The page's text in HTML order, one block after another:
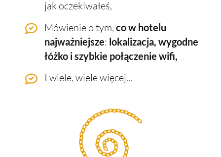
jak oczekiwałeś,
Mówienie o tym, co w hotelu
najważniejsze: lokalizacja, wygodne
łóżko i szybkie połączenie wifi,
I wiele, wiele więcej...